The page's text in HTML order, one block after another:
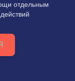
отдельным